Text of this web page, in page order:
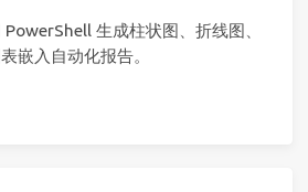
生成柱状图、折线图、
嵌入自动化报告。